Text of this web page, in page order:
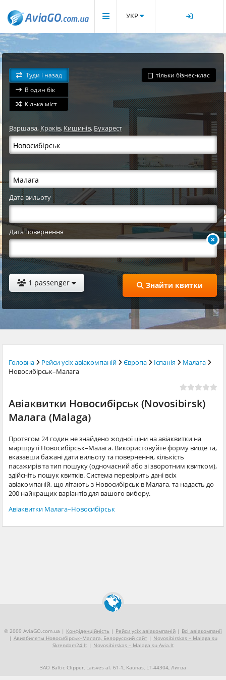
УКР
Туди і назад
В один бік
Кілька міст
тільки бізнес-клас
Варшава,Краків, Кишинів, Бухарест
Дата вильоту
Дата повернення
1 passenger Знайти квитки
Головна Рейси усіх авіакомпаній Європа Іспанія
Малага
Новосибірськ–Малага
Авіаквитки Новосибірськ (Novosibirsk)
Малага (Malaga)
Протягом 24 годин не знайдено жодної ціни на авіаквитки на
маршруті Новосибірськ–Малага. Використовуйте форму вище та,
вказавши бажані дати вильоту та повернення, кількість
пасажирів та тип пошуку (одночасний або зі зворотним квитком),
здійсніть пошук квитків. Система перевірить дані всіх
авіакомпаній, що літають з Новосибірськ в Малага, та надасть до
200 найкращих варіантів для вашого вибору.
Авіаквитки Малага–Новосибірськ
© 2009 AviaGO.com.ua | Конфіденційність | Рейси усіх авіакомпаній | Всі авіакомпанії
| Авиабилеты Новосибірськ–Малага, Белорусский сайт| Novosibirskas – Malaga su
Skrendam24.lt | Novosibirskas – Malaga su Avia.lt
ЗАО Baltic Clipper, Laisvės al. 61-1, Kaunas, LT-44304, Литва